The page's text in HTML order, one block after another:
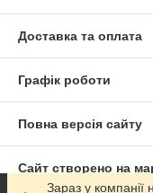
Доставка та оплата
Графік роботи
Повна версія сайту
Сайт створено на
Зараз у